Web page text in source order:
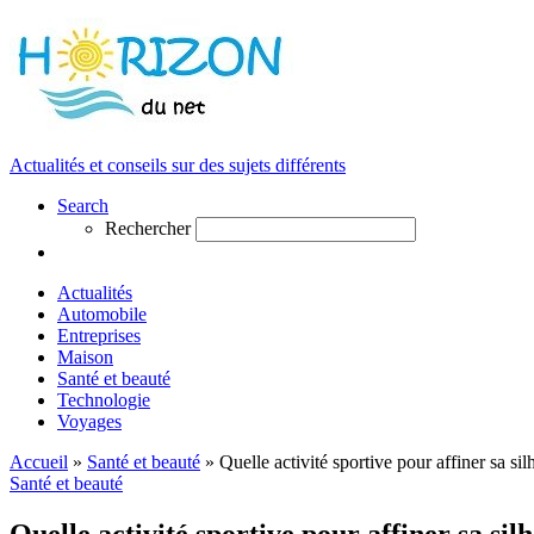
Actualités et conseils sur des sujets différents
Search
Rechercher
Actualités
Automobile
Entreprises
Maison
Santé et beauté
Technologie
Voyages
Accueil » Santé et beauté » Quelle activité sportive pour affiner sa
Santé et beauté